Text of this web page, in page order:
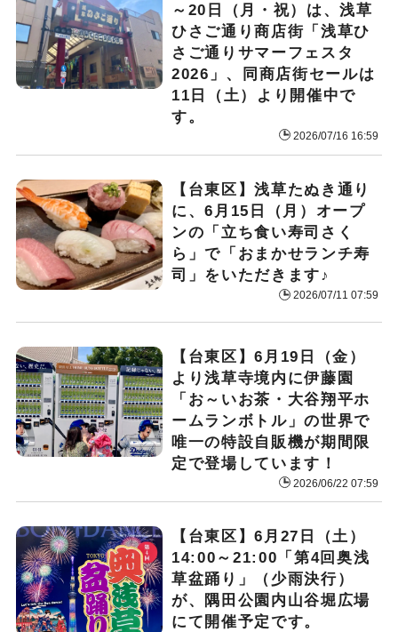
～20日（月・祝）は、浅草
ひさご通り商店街「浅草ひ
さご通りサマーフェスタ
2026」、同商店街セールは
11日（土）より開催中で
す。
2026/07/16 16:59
【台東区】浅草たぬき通り
に、6月15日（月）オープ
ンの「立ち食い寿司さく
ら」で「おまかせランチ寿
司」をいただきます♪
2026/07/11 07:59
【台東区】6月19日（金）
より浅草寺境内に伊藤園
「お～いお茶・大谷翔平ホ
ームランボトル」の世界で
唯一の特設自販機が期間限
定で登場しています！
2026/06/22 07:59
【台東区】6月27日（土）
14:00～21:00「第4回奥浅
草盆踊り」（少雨決行）
が、隅田公園内山谷堀広場
にて開催予定です。